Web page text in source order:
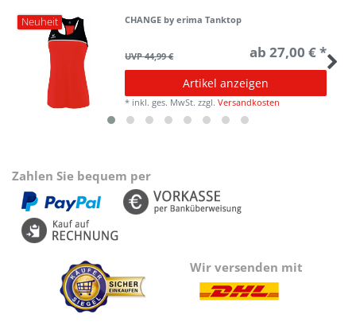
Neuheit CHANGE by erima Tanktop
UVP 44,99 € ab 27,00 € *
Artikel anzeigen
* inkl. ges. MwSt. zzgl.Versandkosten
Zahlen Sie bequem per
Wir versenden mit